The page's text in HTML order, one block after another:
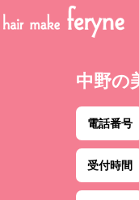
中野の
電話番号
受付時間